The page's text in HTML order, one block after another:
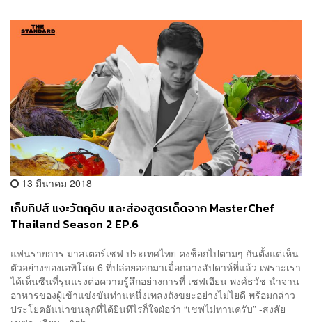
13 มีนาคม 2018
เก็บทิปส์ แงะวัตถุดิบ และส่องสูตรเด็ดจาก MasterChef
Thailand Season 2 EP.6
แฟนรายการ มาสเตอร์เชฟ ประเทศไทย คงช็อกไปตามๆ กันตั้งแต่เห็น
ตัวอย่างของเอพิโสด 6 ที่ปล่อยออกมาเมื่อกลางสัปดาห์ที่แล้ว เพราะเรา
ได้เห็นซีนที่รุนแรงต่อความรู้สึกอย่างการที่ เชฟเอียน พงศ์ธวัช นำจาน
อาหารของผู้เข้าแข่งขันท่านหนึ่งเทลงถังขยะอย่างไม่ไยดี พร้อมกล่าว
ประโยคอันน่าขนลุกที่ได้ยินทีไรก็ใจฝ่อว่า “เชฟไม่ทานครับ” -สงสัย